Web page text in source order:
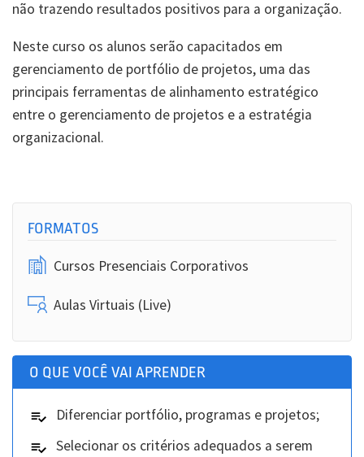
não trazendo resultados positivos para a organização.
Neste curso os alunos serão capacitados em
gerenciamento de portfólio de projetos, uma das
principais ferramentas de alinhamento estratégico
entre o gerenciamento de projetos e a estratégia
organizacional.
FORMATOS
Cursos Presenciais Corporativos
Aulas Virtuais (Live)
O QUE VOCÊ VAI APRENDER
Diferenciar portfólio, programas e projetos;
Selecionar os critérios adequados a serem